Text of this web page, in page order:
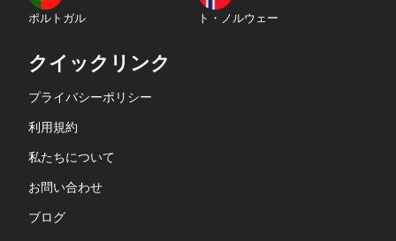
ポルトガル ト・ノルウェー
クイックリンク
プライバシーポリシー
利用規約
私たちについて
お問い合わせ
ブログ